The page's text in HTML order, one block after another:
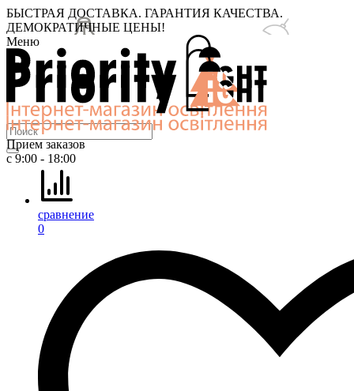
БЫСТРАЯ ДОСТАВКА. ГАРАНТИЯ КАЧЕСТВА.
ДЕМОКРАТИЧНЫЕ ЦЕНЫ!
Меню
Прием заказов
с 9:00 - 18:00
сравнение
0